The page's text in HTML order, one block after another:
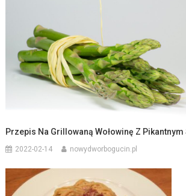
Przepis Na Grillowaną Wołowinę Z
2022-02-14 nowydworbogucin.pl